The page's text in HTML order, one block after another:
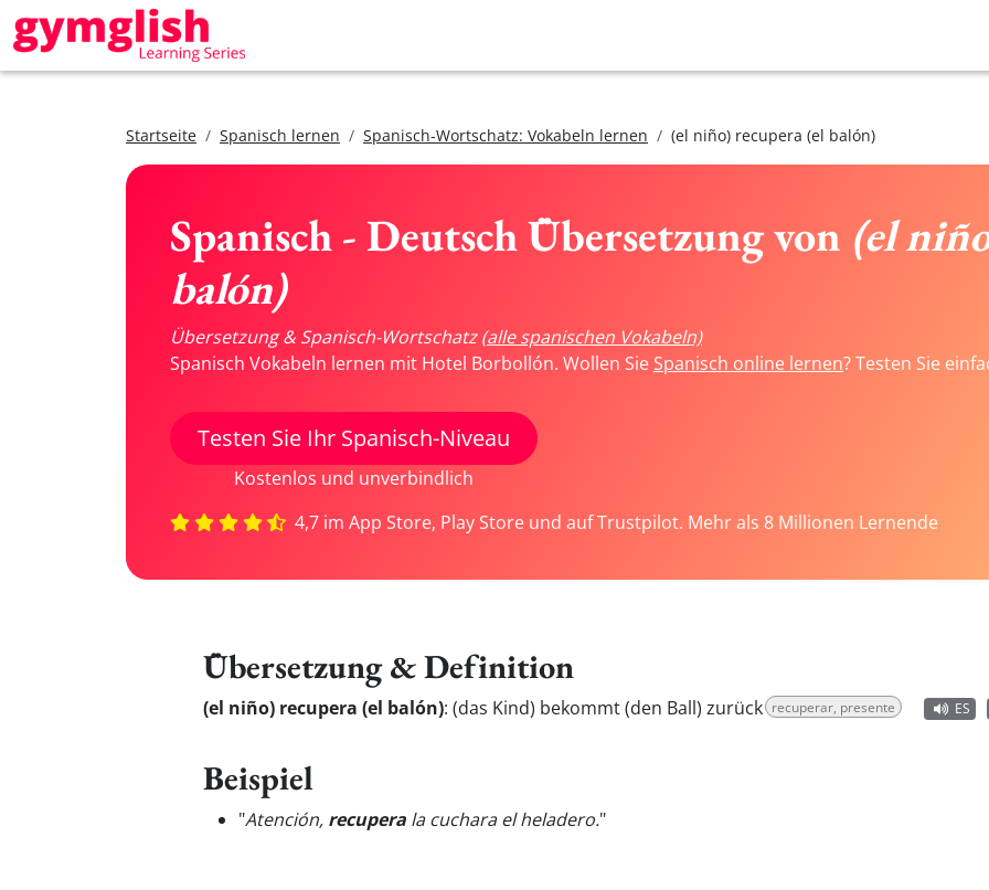
Startseite Spanisch lernen Spanisch-Wortschatz: Vokabeln lernen (el niño) recupera (el balón)
Spanisch - Deutsch Übersetzung von (el
balón)
Übersetzung & Spanisch-Wortschatz(alle spanischen Vokabeln)
Spanisch Vokabeln lernen mit Hotel Borbollón. Wollen Sie Spanisch online lernen? Testen Sie
Testen Sie Ihr Spanisch-Niveau
Kostenlos und unverbindlich
4,7 im App Store, Play Store und auf Trustpilot. Mehr als 8 Millionen Lernende
Übersetzung & Definition
(el niño) recupera (el balón): (das Kind) bekommt (den Ball) zurück recuperar, presente ES
Beispiel
"Atención, recupera la cuchara el heladero."